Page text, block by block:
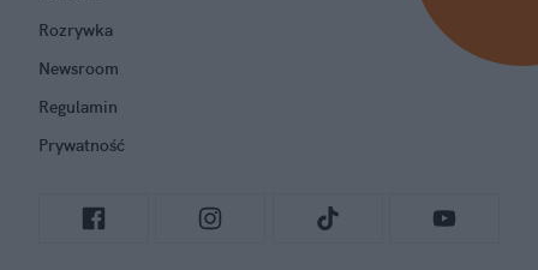
Rozrywka
Newsroom
Regulamin
Prywatność